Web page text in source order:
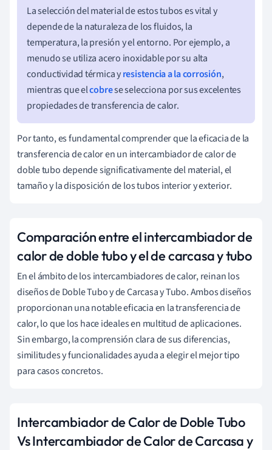
La selección del material de estos tubos es vital y
depende de la naturaleza de los fluidos, la
temperatura, la presión y el entorno. Por ejemplo, a
menudo se utiliza acero inoxidable por su alta
conductividad térmica yresistencia a la corrosión,
mientras que elcobrese selecciona por sus excelentes
propiedades de transferencia de calor.
Por tanto, es fundamental comprender que la eficacia de la
transferencia de calor en un intercambiador de calor de
doble tubo depende significativamente del material, el
tamaño y la disposición de los tubos interior y exterior.
Comparación entre el intercambiador de
calor de doble tubo y el de carcasa y tubo
En el ámbito de los intercambiadores de calor, reinan los
diseños de Doble Tubo y de Carcasa y Tubo. Ambos diseños
proporcionan una notable eficacia en la transferencia de
calor, lo que los hace ideales en multitud de aplicaciones.
Sin embargo, la comprensión clara de sus diferencias,
similitudes y funcionalidades ayuda a elegir el mejor tipo
para casos concretos.
Intercambiador de Calor de Doble Tubo
Vs Intercambiador de Calor de Carcasa y